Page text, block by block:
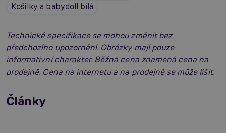
Košilky a babydoll bílá
Technické specifikace se mohou změnit bez
předchozího upozornění. Obrázky mají pouze
informativní charakter. Běžná cena znamená cena na
prodejně. Cena na internetu a na prodejně se může lišit.
Články
neodolatelně sexy
Číst více
Erotická inteligence: Příručka Sexiomů